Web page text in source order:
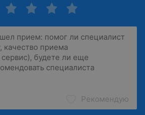
Рекомендую